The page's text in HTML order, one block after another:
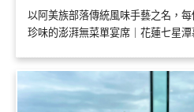
以阿美族部落傳統風味手藝之名，
珍味的澎湃無菜單宴席｜花蓮七星